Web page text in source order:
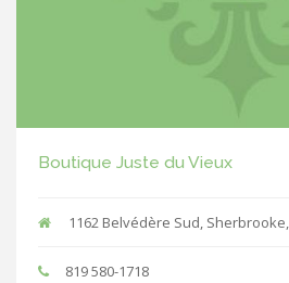
Boutique Juste du Vieux
1162 Belvédère Sud, Sherbrooke,
819 580-1718